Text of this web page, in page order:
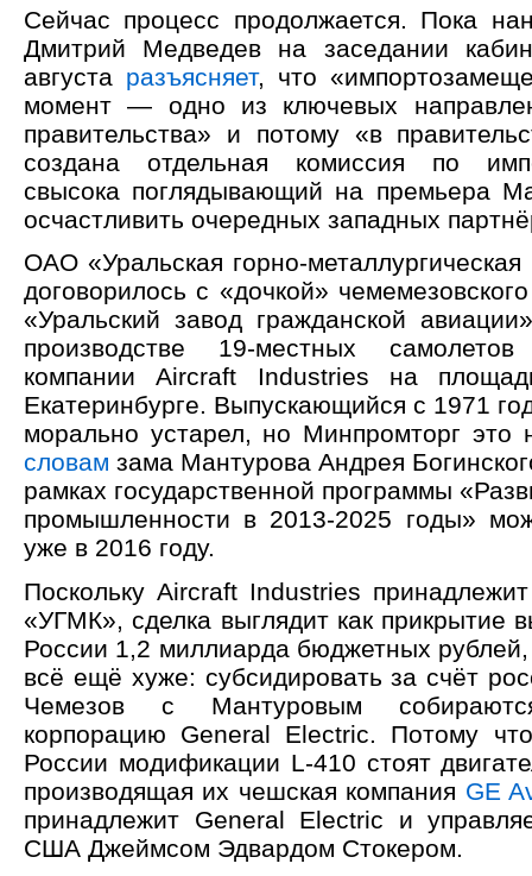
Сейчас процесс продолжается. Пока
Дмитрий Медведев на заседании
августа разъясняет, что
момент — одно из ключевых
правительства» и потому «в
создана отдельная комиссия по
свысока поглядывающий на премьера
осчастливить очередных западных
ОАО «Уральская горно-
договорилось с «дочкой»
«Уральский завод гражданской
производстве 19-местных
компании Aircraft Industries на
Екатеринбурге. Выпускающийся с 1971
морально устарел, но Минпромторг это
словам зама Мантурова Андрея
рамках государственной программы
промышленности в 2013-2025 годы»
уже в 2016 году.
Поскольку Aircraft Industries
«УГМК», сделка выглядит как прикрытие
России 1,2 миллиарда бюджетных
всё ещё хуже: субсидировать за счёт
Чемезов с Мантуровым
корпорацию General Electric. Потому
России модификации L-410 стоят
производящая их чешская компания GE
принадлежит General Electric и
США Джеймсом Эдвардом Стокером.